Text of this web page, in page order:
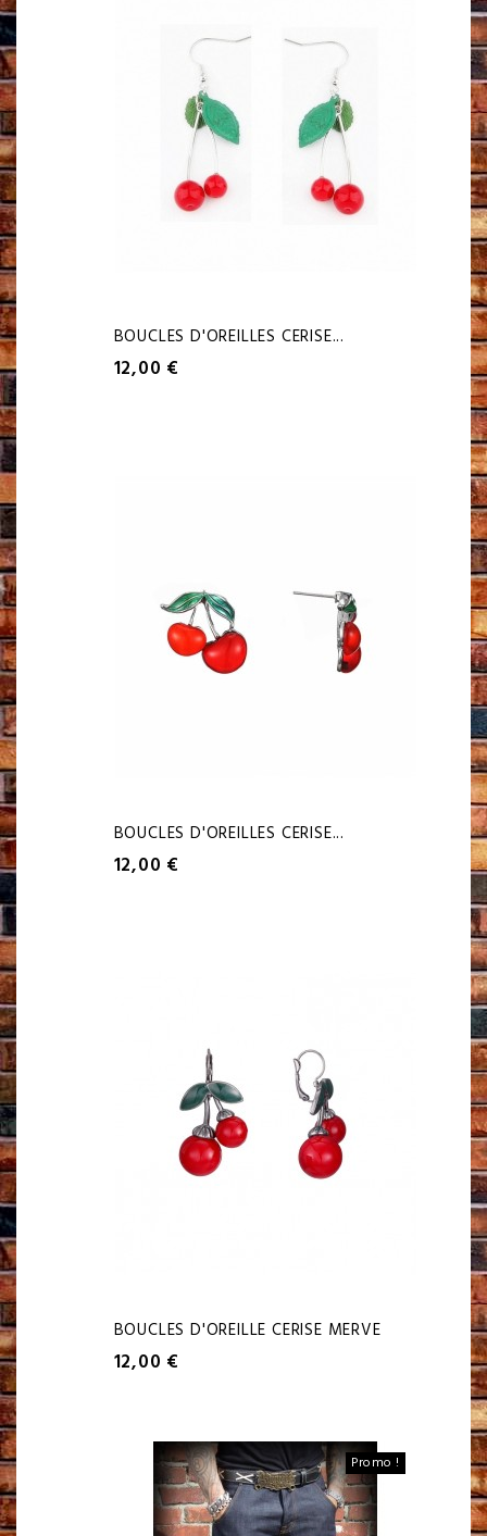
BOUCLES D'OREILLES CERISE...
12,00 €
BOUCLES D'OREILLES CERISE...
12,00 €
BOUCLES D'OREILLE CERISE MERVE
12,00 €
Promo !